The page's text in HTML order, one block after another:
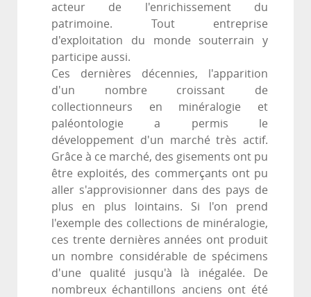
acteur de l'enrichissement du
patrimoine. Tout entreprise
d'exploitation du monde souterrain y
participe aussi.
Ces dernières décennies, l'apparition
d'un nombre croissant de
collectionneurs en minéralogie et
paléontologie a permis le
développement d'un marché très actif.
Grâce à ce marché, des gisements ont pu
être exploités, des commerçants ont pu
aller s'approvisionner dans des pays de
plus en plus lointains. Si l'on prend
l'exemple des collections de minéralogie,
ces trente dernières années ont produit
un nombre considérable de spécimens
d'une qualité jusqu'à là inégalée. De
nombreux échantillons anciens ont été